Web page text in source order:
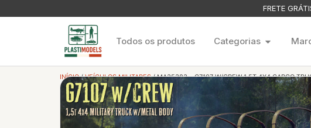
FRETE
Todos os produtos Categorias
INÍCIO/VEÍCULOS MILITARES/ MA35383 – G7107 W/CREW 1,5T 4X4 CARGO